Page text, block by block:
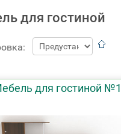
для гостиной
для гостиной №1